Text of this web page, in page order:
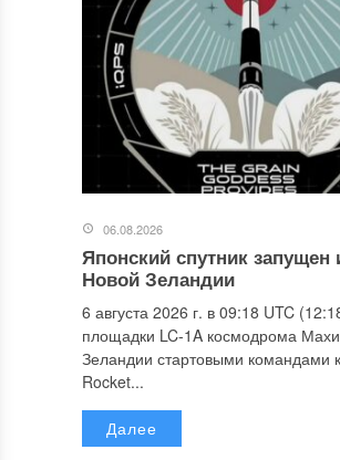
06.08.2026
Японский спутник запущен
Новой Зеландии
6 августа 2026 г. в 09:18 UTC
площадки LC-1A космодрома
Зеландии стартовыми командами
Rocket...
Далее